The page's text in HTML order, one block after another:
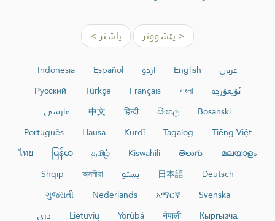
< پێشووتر پاشتر >
عربي English اردو Español
Indonesia
ئۇيغۇرچە
বাংলা
Français
Türkçe
Русский
Bosanski
සිංහල
हिन्दी
中文
فارسی
Tiếng Việt
Tagalog
Kurdî
Hausa
Português
മലയാളം
తెలుగు
Kiswahili
தமிழ்
မြန်မာ
ไทย
Deutsch
日本語 پښتو অসমীয়া
Shqip
Svenska
አማርኛ
Nederlands
ગુજરાતી
Кыргызча
नेपाली
Yorùbá
Lietuvių
دری